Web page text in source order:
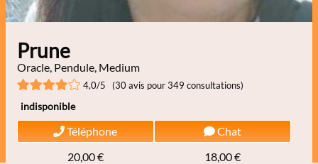
Prune
Oracle, Pendule, Medium
4,0/5 (30 avis pour 349 consultations)
indisponible
Téléphone
20,00 €
Chat
18,00 €